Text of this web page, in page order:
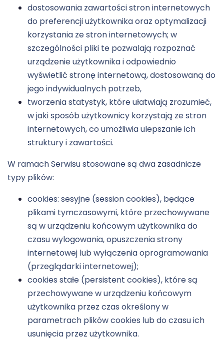
dostosowania zawartości stron internetowych
do preferencji użytkownika oraz optymalizacji
korzystania ze stron internetowych; w
szczególności pliki te pozwalają rozpoznać
urządzenie użytkownika i odpowiednio
wyświetlić stronę internetową, dostosowaną do
jego indywidualnych potrzeb,
tworzenia statystyk, które ułatwiają zrozumieć,
w jaki sposób użytkownicy korzystają ze stron
internetowych, co umożliwia ulepszanie ich
struktury i zawartości.
W ramach Serwisu stosowane są dwa zasadnicze
typy plików:
cookies: sesyjne (session cookies), będące
plikami tymczasowymi, które przechowywane
są w urządzeniu końcowym użytkownika do
czasu wylogowania, opuszczenia strony
internetowej lub wyłączenia oprogramowania
(przeglądarki internetowej);
cookies stałe (persistent cookies), które są
przechowywane w urządzeniu końcowym
użytkownika przez czas określony w
parametrach plików cookies lub do czasu ich
usunięcia przez użytkownika.